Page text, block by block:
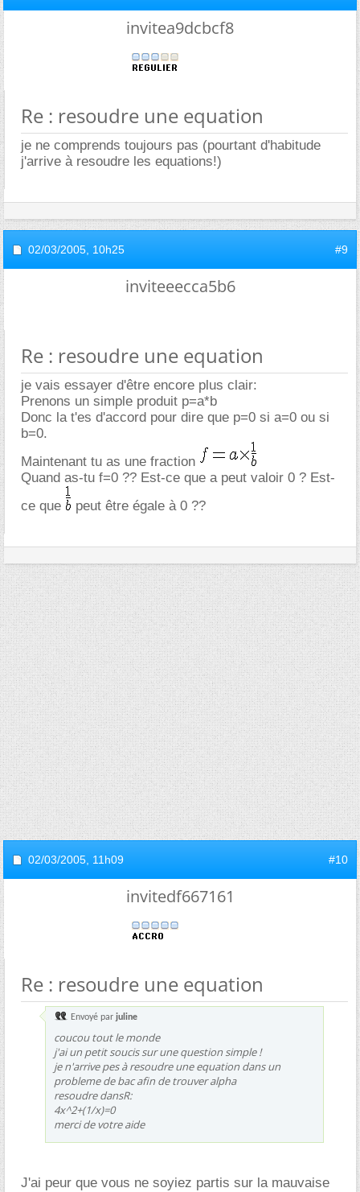
invitea9dcbcf8
Re : resoudre une equation
je ne comprends toujours pas (pourtant d'habitude
j'arrive à resoudre les equations!)
02/03/2005, 10h25 #9
inviteeecca5b6
Re : resoudre une equation
je vais essayer d'être encore plus clair:
Prenons un simple produit p=a*b
Donc la t'es d'accord pour dire que p=0 si a=0 ou si
b=0.
Maintenant tu as une fraction
Quand as-tu f=0 ?? Est-ce que a peut valoir 0 ? Est-
ce que
peut être égale à 0 ??
02/03/2005, 11h09 #10
invitedf667161
Re : resoudre une equation
Envoyé par juline
coucou tout le monde
j'ai un petit soucis sur une question simple !
je n'arrive pes à resoudre une equation dans un
probleme de bac afin de trouver alpha
resoudre dansR:
4x^2+(1/x)=0
merci de votre aide
J'ai peur que vous ne soyiez partis sur la mauvaise